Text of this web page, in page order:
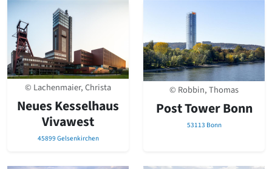
© Lachenmaier, Christa
Neues Kesselhaus
Vivawest
45899 Gelsenkirchen
© Robbin, Thomas
Post Tower Bonn
53113 Bonn